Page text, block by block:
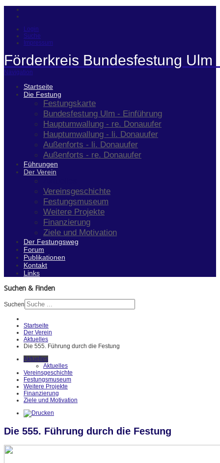
Login
Suche
Impressum
Förderkreis Bundesfestung Ulm
Navigation
Startseite
Die Festung
Festungskarte
Bundesfestung Ulm - Einführung
Hauptumwallung - re. Donauufer
Hauptumwallung - li. Donauufer
Außenforts - li. Donauufer
Außenforts - re. Donauufer
Führungen
Der Verein
Vereinsgeschichte
Festungsmuseum
Weitere Projekte
Finanzierung
Ziele und Motivation
Der Festungsweg
Forum
Publikationen
Kontakt
Links
Suchen & Finden
Suchen
Startseite
Der Verein
Aktuelles
Die 555. Führung durch die Festung
Aktuelles
Aktuelles
Vereinsgeschichte
Festungsmuseum
Weitere Projekte
Finanzierung
Ziele und Motivation
Die 555. Führung durch die Festung